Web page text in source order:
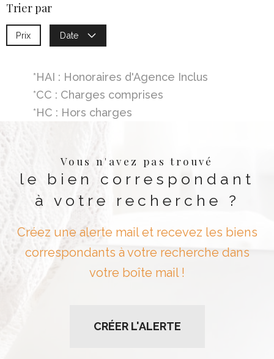
Trier par
Prix Date
*HAI : Honoraires d'Agence Inclus
*CC : Charges comprises
*HC : Hors charges
Vous n'avez pas trouvé
le bien correspondant
à votre recherche ?
Créez une alerte mail et recevez les biens
correspondants à votre recherche dans
votre boîte mail !
CRÉER L'ALERTE